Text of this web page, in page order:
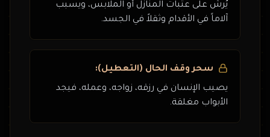
يُرش على عتبات المنازل أو الملابس، ويسبب
آلاماً في الأقدام وثقلاً في الجسد.
سحر وقف الحال (التعطيل):
يصيب الإنسان في رزقه، زواجه، وعمله، فيجد
الأبواب مغلقة.